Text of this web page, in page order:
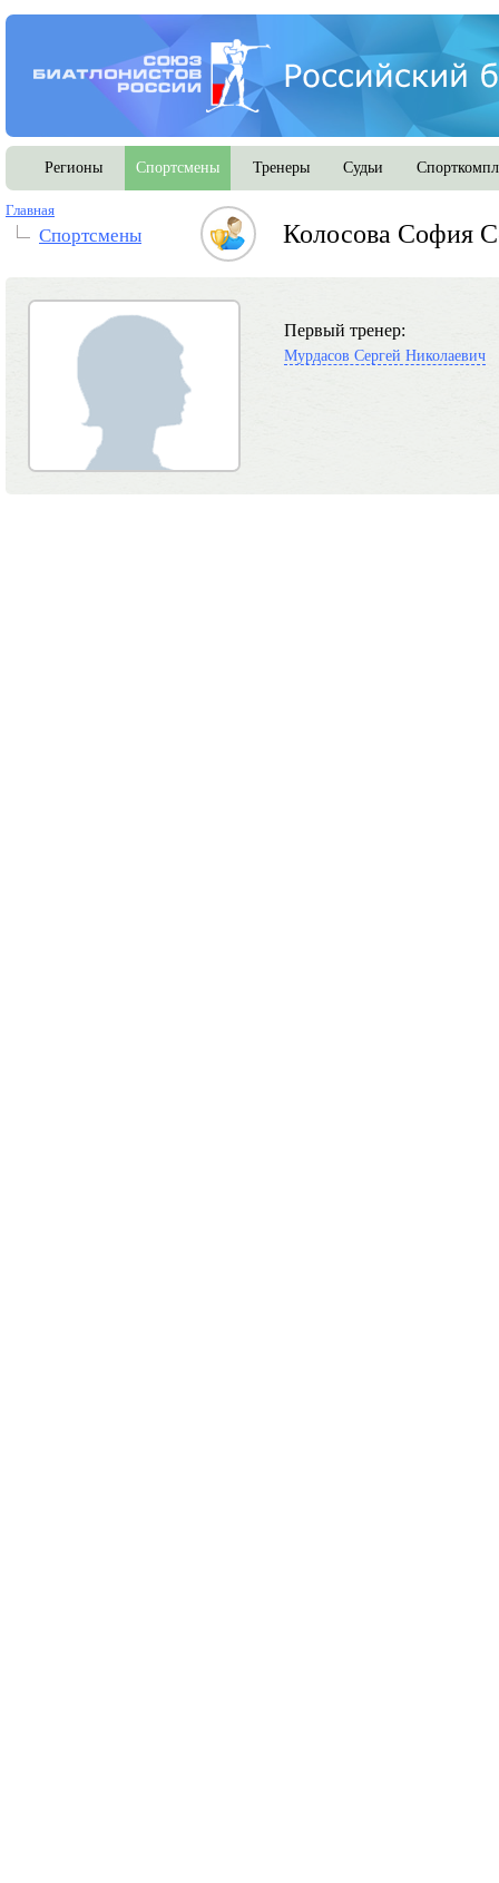
Регионы Спортсмены Тренеры Судьи
Главная
Спортсмены Колосова София
Первый тренер:
Мурдасов Сергей Николаевич